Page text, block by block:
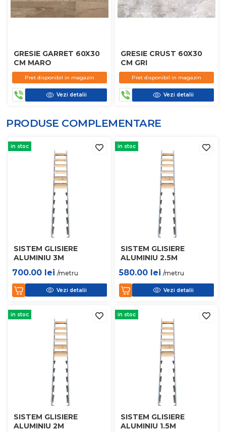
GRESIE GARRET 60X30
CM MARO
Pret disponibil in magazin
Vezi detalii
GRESIE CRUST 60X30
CM GRI
Pret disponibil in magazin
Vezi detalii
PRODUSE COMPLEMENTARE
in stoc
SISTEM GLISIERE
ALUMINIU 3M
700.00 lei /metru
Vezi detalii
in stoc
SISTEM GLISIERE
ALUMINIU 2.5M
580.00 lei /metru
Vezi detalii
in stoc
SISTEM GLISIERE
ALUMINIU 2M
in stoc
SISTEM GLISIERE
ALUMINIU 1.5M